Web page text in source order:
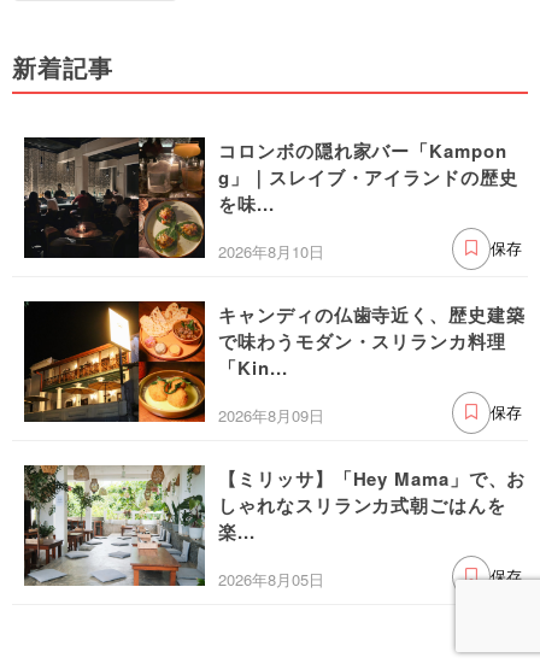
新着記事
コロンボの隠れ家バー「Kampon
g」｜スレイブ・アイランドの歴史
を味...
2026年8月10日 保存
キャンディの仏歯寺近く、歴史建築
で味わうモダン・スリランカ料理
「Kin...
2026年8月09日 保存
【ミリッサ】「Hey Mama」で、お
しゃれなスリランカ式朝ごはんを
楽...
2026年8月05日 保存